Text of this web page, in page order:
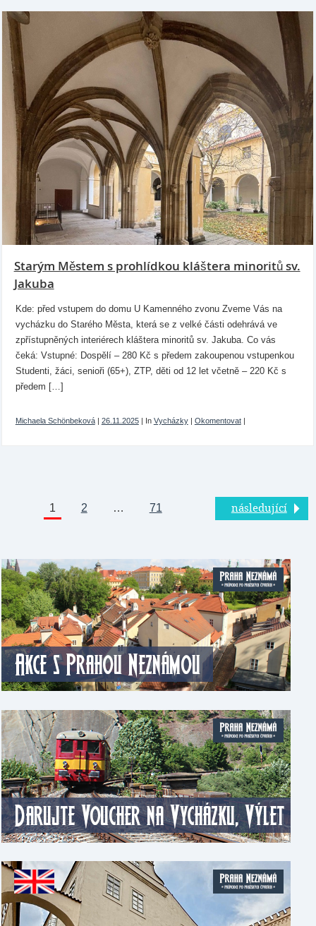
Starým Městem s prohlídkou kláštera minoritů sv.
Jakuba
Kde: před vstupem do domu U Kamenného zvonu Zveme Vás na
vycházku do Starého Města, která se z velké části odehrává ve
zpřístupněných interiérech kláštera minoritů sv. Jakuba. Co vás
čeká: Vstupné: Dospělí – 280 Kč s předem zakoupenou vstupenkou
Studenti, žáci, senioři (65+), ZTP, děti od 12 let včetně – 220 Kč s
předem […]
Michaela Schönbeková| 26.11.2025| In Vycházky| Okomentovat|
1 2 … 71 následující